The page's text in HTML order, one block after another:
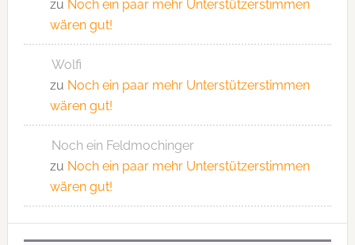
zu Noch ein paar mehr Unterstützerstimmen
wären gut!
Wolfi
zu Noch ein paar mehr Unterstützerstimmen
wären gut!
Noch ein Feldmochinger
zu Noch ein paar mehr Unterstützerstimmen
wären gut!